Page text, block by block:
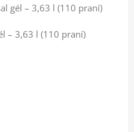
gél – 3,63 l (110 praní)
– 3,63 l (110 praní)